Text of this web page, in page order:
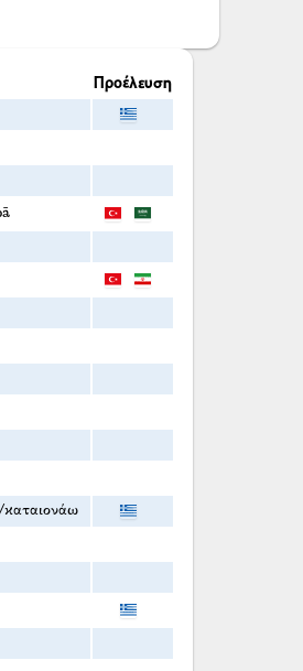
Προέλευση
καταιονάω